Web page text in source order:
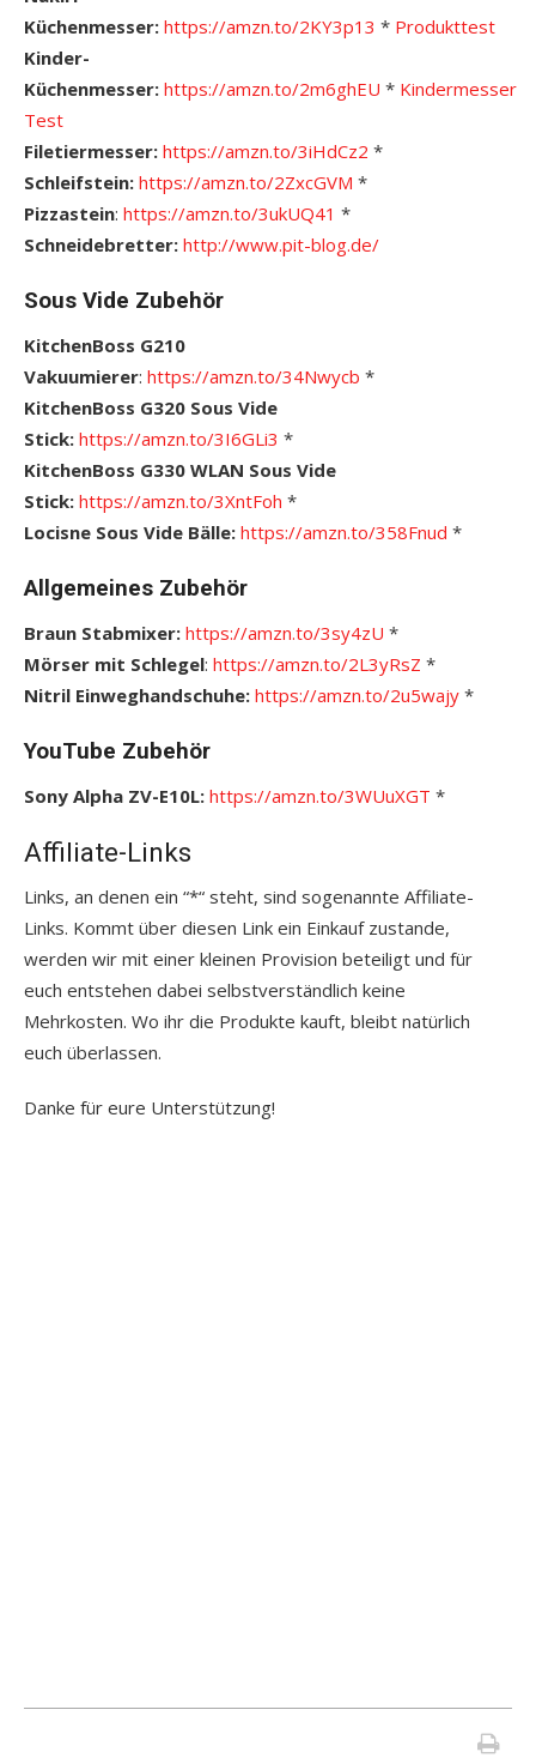
Küchenmesser: https://amzn.to/2KY3p13 * Produkttest
Kinder-
Küchenmesser: https://amzn.to/2m6ghEU * Kindermesser
Test
Filetiermesser: https://amzn.to/3iHdCz2 *
Schleifstein: https://amzn.to/2ZxcGVM *
Pizzastein: https://amzn.to/3ukUQ41 *
Schneidebretter: http://www.pit-blog.de/
Sous Vide Zubehör
KitchenBoss G210
Vakuumierer: https://amzn.to/34Nwycb *
KitchenBoss G320 Sous Vide
Stick: https://amzn.to/3I6GLi3 *
KitchenBoss G330 WLAN Sous Vide
Stick: https://amzn.to/3XntFoh *
Locisne Sous Vide Bälle: https://amzn.to/358Fnud *
Allgemeines Zubehör
Braun Stabmixer: https://amzn.to/3sy4zU *
Mörser mit Schlegel: https://amzn.to/2L3yRsZ *
Nitril Einweghandschuhe: https://amzn.to/2u5wajy *
YouTube Zubehör
Sony Alpha ZV-E10L: https://amzn.to/3WUuXGT *
Affiliate-Links
Links, an denen ein “*“ steht, sind sogenannte Affiliate-
Links. Kommt über diesen Link ein Einkauf zustande,
werden wir mit einer kleinen Provision beteiligt und für
euch entstehen dabei selbstverständlich keine
Mehrkosten. Wo ihr die Produkte kauft, bleibt natürlich
euch überlassen.
Danke für eure Unterstützung!